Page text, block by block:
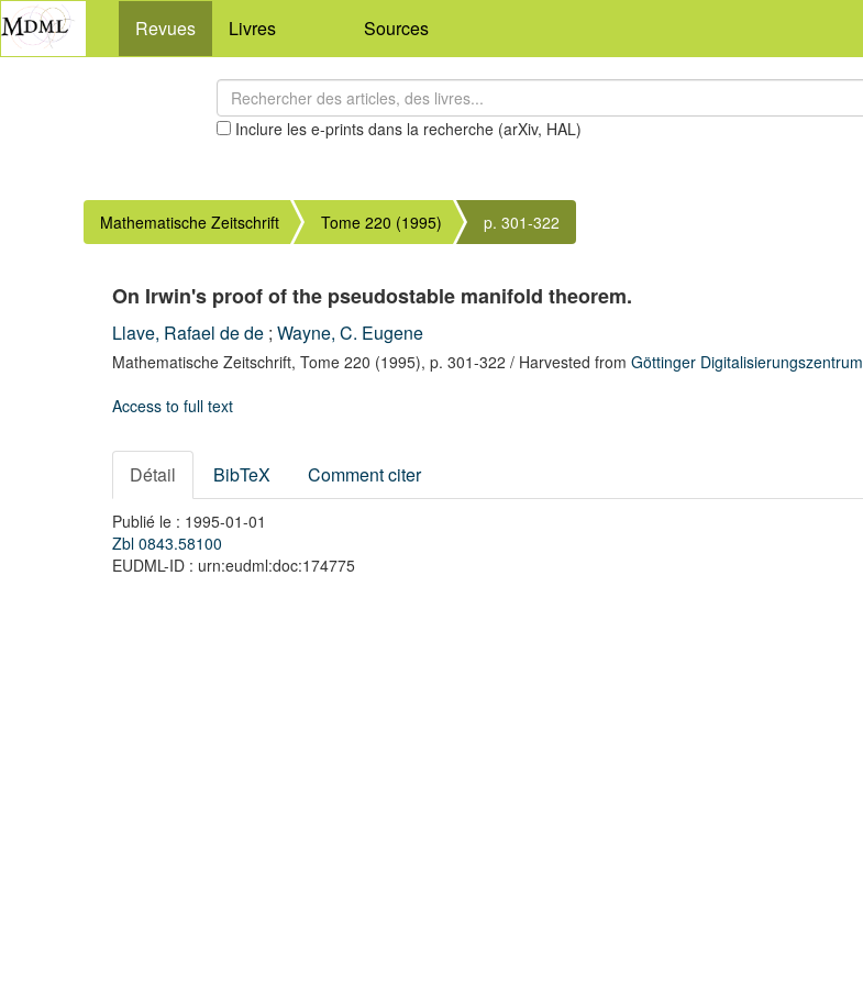
Revues Livres Sources
Inclure les e-prints dans la recherche (arXiv, HAL)
Mathematische Zeitschrift Tome 220 (1995) p. 301-322
On Irwin's proof of the pseudostable manifold theorem.
Llave, Rafael de de ; Wayne, C. Eugene
Mathematische Zeitschrift, Tome 220 (1995), p. 301-322 / Harvested from Göttinger Digitalisierungszentrum
Access to full text
Détail BibTeX Comment citer
Publié le : 1995-01-01
Zbl 0843.58100
EUDML-ID : urn:eudml:doc:174775